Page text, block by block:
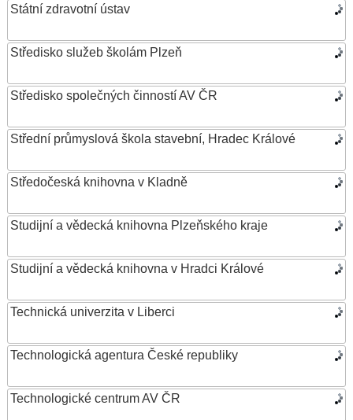
Státní zdravotní ústav
Středisko služeb školám Plzeň
Středisko společných činností AV ČR
Střední průmyslová škola stavební, Hradec Králové
Středočeská knihovna v Kladně
Studijní a vědecká knihovna Plzeňského kraje
Studijní a vědecká knihovna v Hradci Králové
Technická univerzita v Liberci
Technologická agentura České republiky
Technologické centrum AV ČR